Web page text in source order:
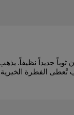
جديداً نظيفاً.
تُعطى الفطرة